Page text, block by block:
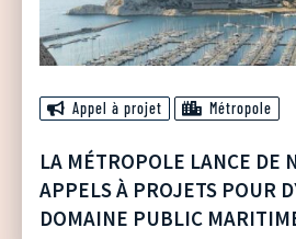
Appel à projet Métropole
LA MÉTROPOLE LANCE DE
APPELS À PROJETS POUR
DOMAINE PUBLIC